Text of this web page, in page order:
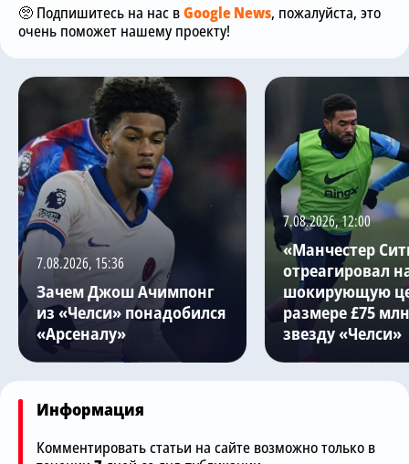
🥺 Подпишитесь на нас вGoogle News, пожалуйста, это
очень поможет нашему проекту!
7.08.2026, 15:36
Зачем Джош Ачимпонг
из «Челси» понадобился
«Арсеналу»
7.08.2026, 12:00
«Манчестер
отреагировал
шокирующую
размере £75
звезду «Челси»
Информация
Комментировать статьи на сайте возможно только в